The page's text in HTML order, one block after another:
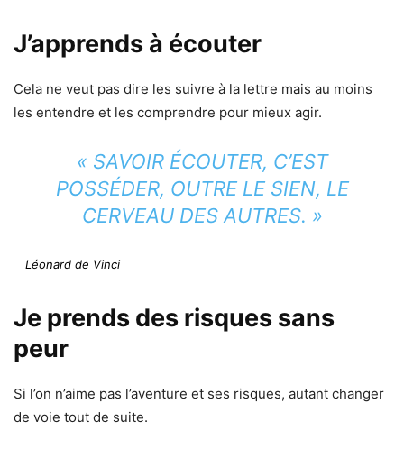
J’apprends à écouter
Cela ne veut pas dire les suivre à la lettre mais au moins
les entendre et les comprendre pour mieux agir.
« SAVOIR ÉCOUTER, C’EST
POSSÉDER, OUTRE LE SIEN, LE
CERVEAU DES AUTRES. »
Léonard de Vinci
Je prends des risques sans
peur
Si l’on n’aime pas l’aventure et ses risques, autant changer
de voie tout de suite.